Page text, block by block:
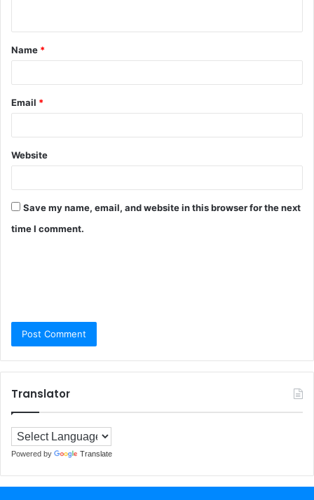
Name *
Email *
Website
Save my name, email, and website in this browser for the next
time I comment.
Translator
Powered by Translate